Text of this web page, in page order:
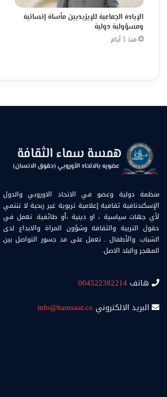
الإبادة الجماعية للإيزيديين مأساة إنسانية
ومسؤولية دولية
منذ 5 أيام
منظمة دولية وعضو في الاتحاد الاوروبي والدول
الإسكندنافية ثقافية إعلامية تربوية غير ربحية لا تنتمي
لأي جهات سياسية ، او دينية ،أو طائفية. تعمل في
حقول التربية والثقافة وشؤون المراة والابداع لدى
الشباب. والأطفال . تعمل على مد جسور التواصل بين
المهجر والبلد الاصل.
هاتف 004522382214
البريد الالكتروني info@hamsaat.co